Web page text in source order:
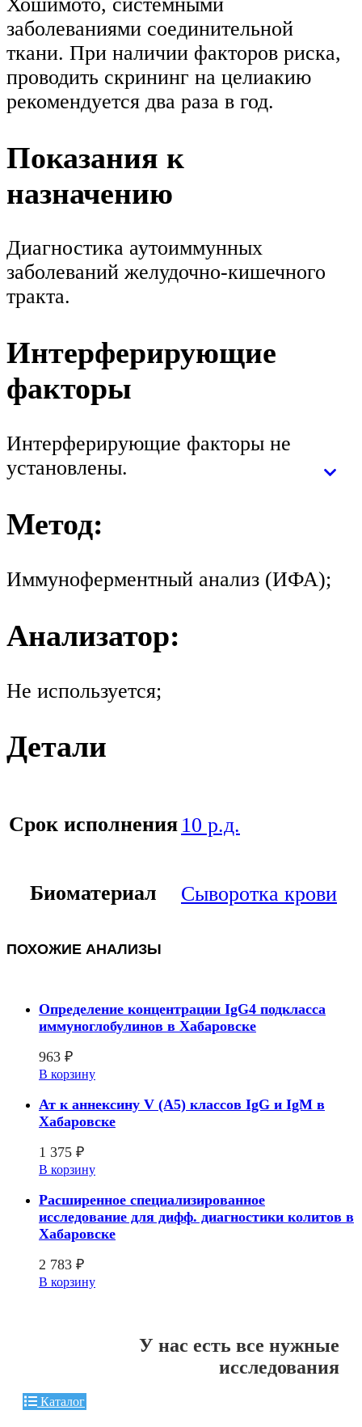
заболеваниями соединительной
ткани. При наличии факторов риска,
проводить скрининг на целиакию
рекомендуется два раза в год.
Показания к
назначению
Диагностика аутоиммунных
заболеваний желудочно-кишечного
тракта.
Интерферирующие
факторы
Интерферирующие факторы не
установлены.
Метод:
Иммуноферментный анализ (ИФА);
Анализатор:
Не используется;
Детали
Срок исполнения 10 р.д.
Биоматериал Сыворотка крови
ПОХОЖИЕ АНАЛИЗЫ
Определение концентрации IgG4 подкласса
иммуноглобулинов в Хабаровске
963 ₽
В корзину
Ат к аннексину V (A5) классов IgG и IgM в
Хабаровске
1 375 ₽
В корзину
Расширенное специализированное
исследование для дифф. диагностики колитов в
Хабаровске
2 783 ₽
В корзину
У нас есть все нужные
исследования
Каталог